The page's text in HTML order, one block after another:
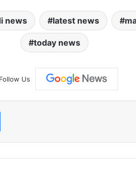
news latest news
today news
Follow Us
Messenger